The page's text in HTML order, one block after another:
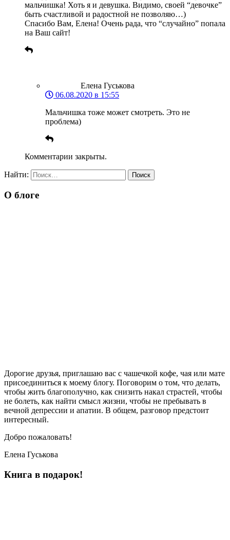
мальчишка! Хоть я и девушка. Видимо, своей “девочке”
быть счастливой и радостной не позволяю…)
Спасибо Вам, Елена! Очень рада, что “случайно” попала
на Ваш сайт!
Елена Гуськова
06.08.2020 в 15:55
Мальчишка тоже может смотреть. Это не
проблема)
Комментарии закрыты.
Найти:
О блоге
Дорогие друзья, приглашаю вас с чашечкой кофе, чая или мате
присоединиться к моему блогу. Поговорим о том, что делать,
чтобы жить благополучно, как снизить накал страстей, чтобы
не болеть, как найти смысл жизни, чтобы не пребывать в
вечной депрессии и апатии. В общем, разговор предстоит
интересный.
Добро пожаловать!
Елена Гуськова
Книга в подарок!